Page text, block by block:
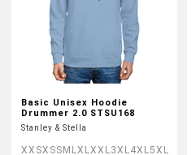
Basic Unisex Hoodie
Drummer 2.0 STSU168
Stanley & Stella
XXSXSS M LXLXXL3XL4XL5XL